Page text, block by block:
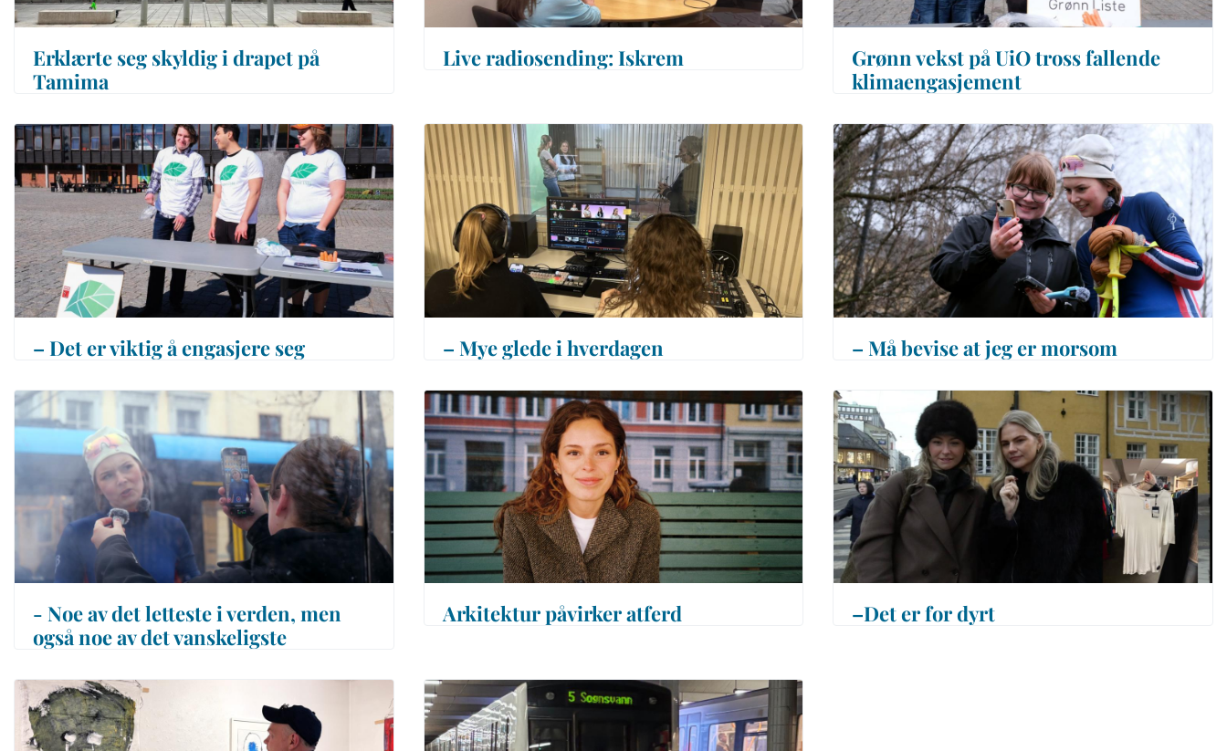
Erklærte seg skyldig i drapet på
Tamima
Live radiosending: Iskrem
Grønn vekst på UiO tross fallende
klimaengasjement
– Det er viktig å engasjere seg – Mye glede i hverdagen – Må bevise at jeg er morsom
- Noe av det letteste i verden, men
også noe av det vanskeligste
Arkitektur påvirker atferd –Det er for dyrt